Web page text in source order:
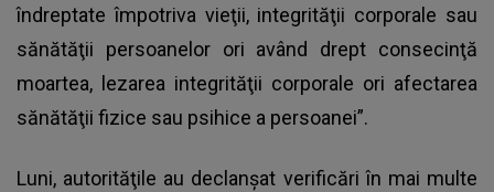
îndreptate împotriva vieţii, integrităţii corporale sau
sănătăţii persoanelor ori având drept consecinţă
moartea, lezarea integrităţii corporale ori afectarea
sănătăţii fizice sau psihice a persoanei”.
Luni, autorităţile au declanşat verificări în mai multe